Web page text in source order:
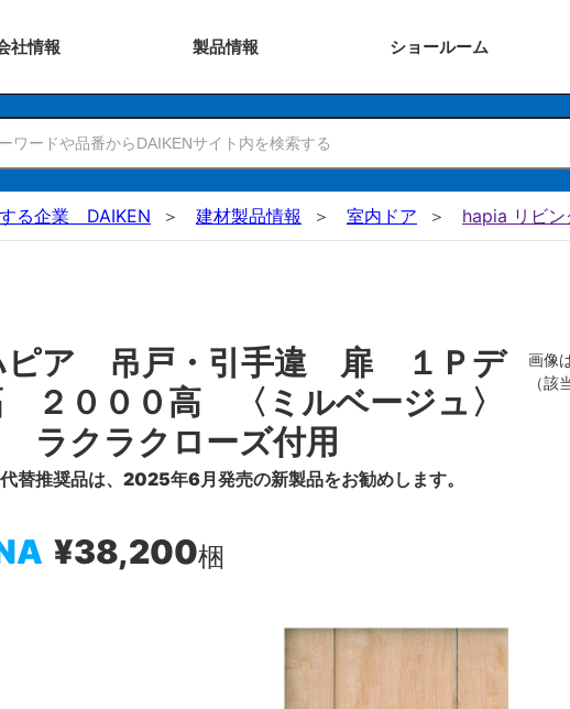
社情報 製品情報 ショールーム
する企業 DAIKEN 建材製品情報 室内ドア hapia リビ
ピア 吊戸・引手違 扉 １Ｐデ
０００高 〈ミルベージュ〉
クラクローズ付用
代替推奨品は、2025年6月発売の新製品をお勧めします。
¥38,200梱
画像
（